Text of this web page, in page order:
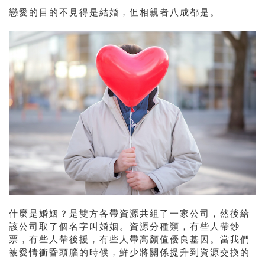
戀愛的目的不見得是結婚，但相親者八成都是。
什麼是婚姻？是雙方各帶資源共組了一家公司，然後給
該公司取了個名字叫婚姻。資源分種類，有些人帶鈔
票，有些人帶後援，有些人帶高顏值優良基因。當我們
被愛情衝昏頭腦的時候，鮮少將關係提升到資源交換的